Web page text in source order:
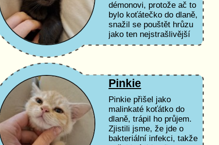
démonovi, protože ač to
bylo koťátečko do dlaně,
snažil se pouštět hrůzu
jako ten nejstrašlivější
kocour na světě a
Pinkie
Pinkie přišel jako
malinkaté koťátko do
dlaně, trápil ho průjem.
Zjistili jsme, že jde o
bakteriální infekci, takže